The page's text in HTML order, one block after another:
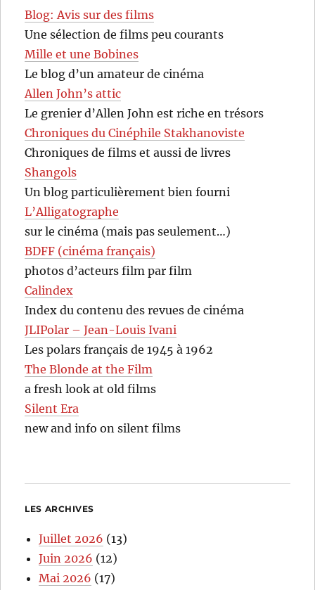
Blog: Avis sur des films
Une sélection de films peu courants
Mille et une Bobines
Le blog d’un amateur de cinéma
Allen John’s attic
Le grenier d’Allen John est riche en trésors
Chroniques du Cinéphile Stakhanoviste
Chroniques de films et aussi de livres
Shangols
Un blog particulièrement bien fourni
L’Alligatographe
sur le cinéma (mais pas seulement…)
BDFF (cinéma français)
photos d’acteurs film par film
Calindex
Index du contenu des revues de cinéma
JLIPolar – Jean-Louis Ivani
Les polars français de 1945 à 1962
The Blonde at the Film
a fresh look at old films
Silent Era
new and info on silent films
LES ARCHIVES
Juillet 2026 (13)
Juin 2026 (12)
Mai 2026 (17)